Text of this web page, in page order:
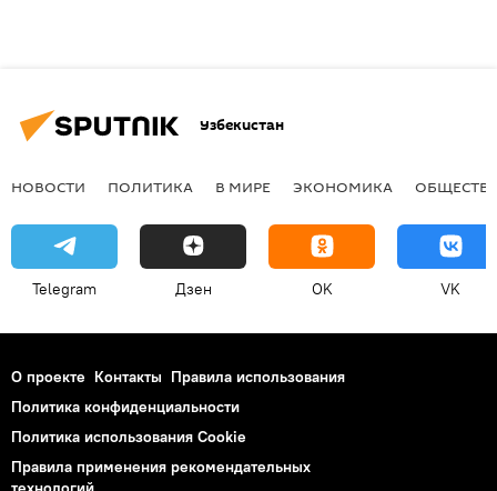
Узбекистан
НОВОСТИ ПОЛИТИКА В МИРЕ ЭКОНОМИКА
Telegram Дзен OK VK
О проекте Контакты Правила использования
Политика конфиденциальности
Политика использования Cookie
Правила применения рекомендательных